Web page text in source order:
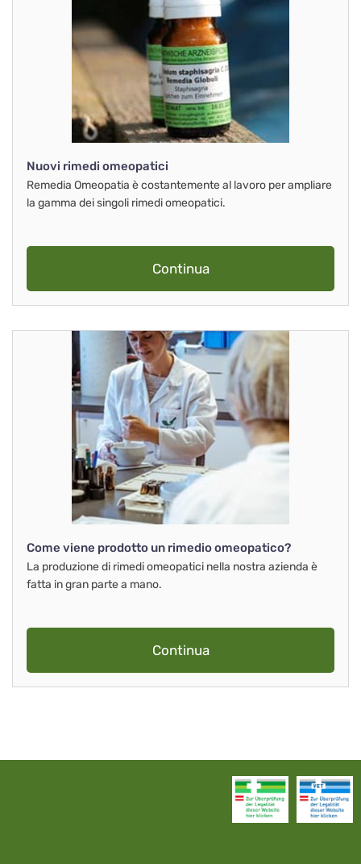
Nuovi rimedi omeopatici
Remedia Omeopatia è costantemente al lavoro per ampliare
la gamma dei singoli rimedi omeopatici.
Continua
Come viene prodotto un rimedio omeopatico?
La produzione di rimedi omeopatici nella nostra azienda è
fatta in gran parte a mano.
Continua